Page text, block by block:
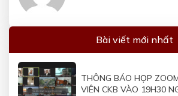
Bài viết mới nhất
THÔNG BÁO HỌP
VIÊN CKB VÀO 19H30